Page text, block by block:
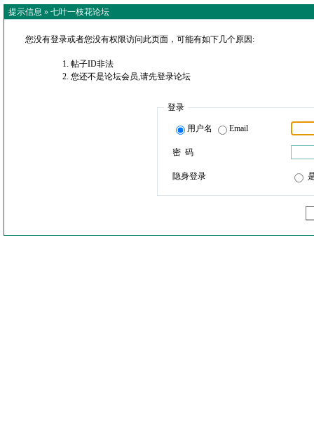
提示信息 » 七叶一枝花论坛
您没有登录或者您没有权限访问此页面，可能有如下几个原因:
帖子ID非法
您还不是论坛会员,请先登录论坛
登录
用户名 Email
密 码
隐身登录